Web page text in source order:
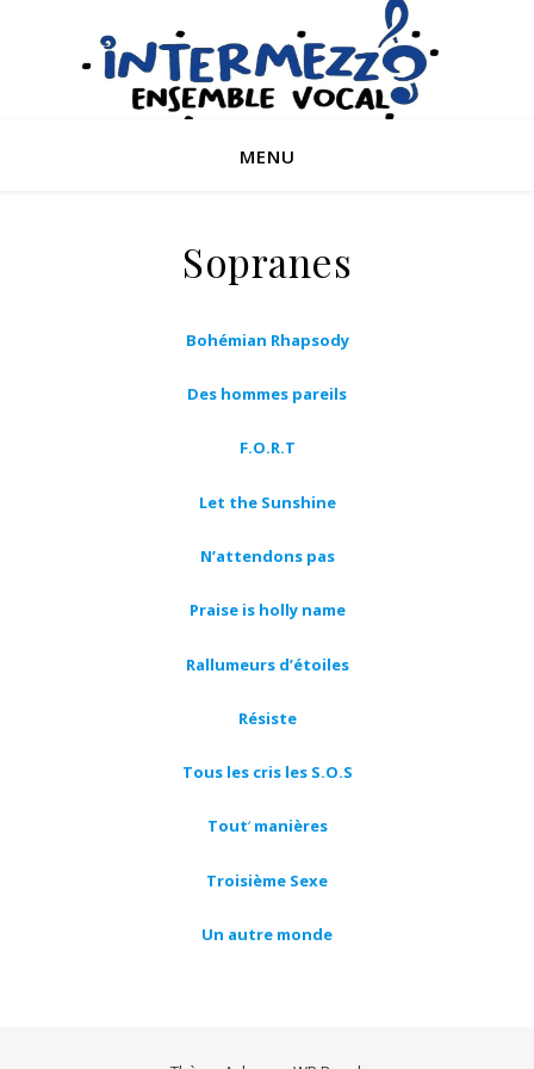
MENU
Sopranes
Bohémian Rhapsody
Des hommes pareils
F.O.R.T
Let the Sunshine
N’attendons pas
Praise is holly name
Rallumeurs d’étoiles
Résiste
Tous les cris les S.O.S
Tout‘manières
Troisième Sexe
Un autre monde